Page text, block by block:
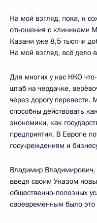
На мой взгляд, пока, к
отношения с клиниками
Казани уже 8,5 тысячи
На мой взгляд, всё дело
Для многих у нас НКО
штаб на чердачке,
через дорогу
способны действовать
экономики, как
предприятия. В Европе
госучреждениям и
Владимир
введя своим Указом
общественно-полезных
своевременным было